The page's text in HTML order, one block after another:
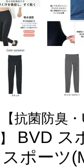
抗菌防臭
BVD ス
ポーツ